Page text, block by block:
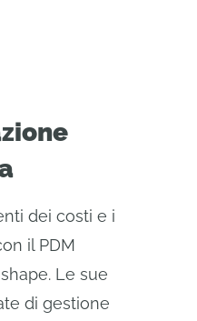
dei costi e i
il PDM
Le sue
di gestione